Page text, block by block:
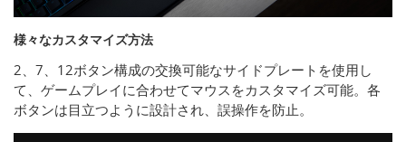
様々なカスタマイズ方法
2、7、12ボタン構成の交換可能なサイドプレートを使用し
て、ゲームプレイに合わせてマウスをカスタマイズ可能。各
ボタンは目立つように設計され、誤操作を防止。